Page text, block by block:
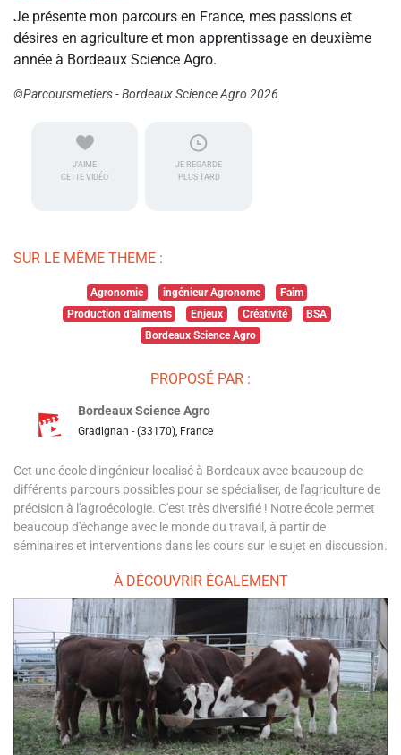
Je présente mon parcours en France, mes passions et
désires en agriculture et mon apprentissage en deuxième
année à Bordeaux Science Agro.
©Parcoursmetiers - Bordeaux Science Agro 2026
J'AIME
CETTE VIDÉO
JE REGARDE
PLUS TARD
SUR LE MÊME THEME :
Agronomie ingénieur Agronome
Faim
Production d'aliments
Enjeux Créativité
BSA
Bordeaux Science Agro
PROPOSÉ PAR :
Bordeaux Science Agro
Gradignan - (33170), France
Cet une école d'ingénieur localisé à Bordeaux avec beaucoup de
différents parcours possibles pour se spécialiser, de l'agriculture de
précision à l'agroécologie. C'est très diversifié ! Notre école permet
beaucoup d'échange avec le monde du travail, à partir de
séminaires et interventions dans les cours sur le sujet en discussion.
À DÉCOUVRIR ÉGALEMENT